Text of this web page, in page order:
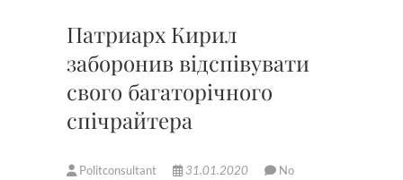
Патриарх Кирил
заборонив відспівувати
свого багаторічного
спічрайтера
Politconsultant 31.01.2020
No